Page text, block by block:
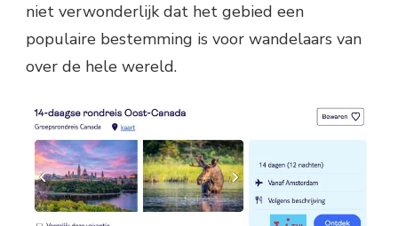
niet verwonderlijk dat het gebied een
populaire bestemming is voor wandelaars van
over de hele wereld.